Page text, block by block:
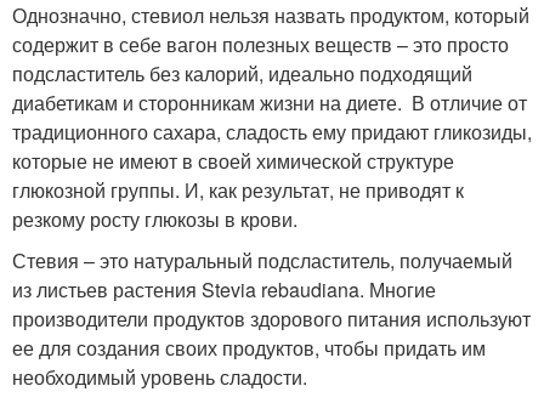
Однозначно, стевиол нельзя назвать продуктом, который
содержит в себе вагон полезных веществ – это просто
подсластитель без калорий, идеально подходящий
диабетикам и сторонникам жизни на диете. В отличие от
традиционного сахара, сладость ему придают гликозиды,
которые не имеют в своей химической структуре
глюкозной группы. И, как результат, не приводят к
резкому росту глюкозы в крови.
Стевия – это натуральный подсластитель, получаемый
из листьев растения Stevia rebaudiana. Многие
производители продуктов здорового питания используют
ее для создания своих продуктов, чтобы придать им
необходимый уровень сладости.